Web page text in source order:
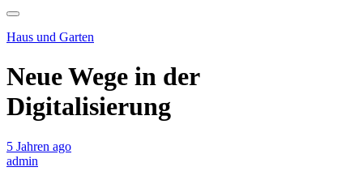
Haus und Garten
Neue Wege in der
Digitalisierung
5 Jahren ago
admin